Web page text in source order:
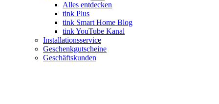
Alles entdecken
tink Plus
tink Smart Home Blog
tink YouTube Kanal
Installationsservice
Geschenkgutscheine
Geschäftskunden